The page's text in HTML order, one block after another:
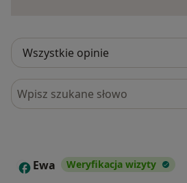
Szukaj w opiniach
E Ewa Weryfikacja wizyty